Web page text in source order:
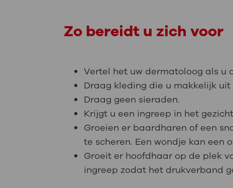
Zo bereidt u zich voor
Vertel het uw dermatoloog als u
Draag kleding die u makkelijk
Draag geen sieraden.
Krijgt u een ingreep in het
Groeien er baardharen of een
te scheren. Een wondje kan een
Groeit er hoofdhaar op de plek
ingreep zodat het drukverband